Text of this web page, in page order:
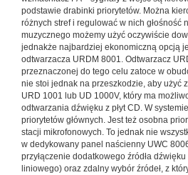
podstawie drabinki priorytetów. Można
różnych stref i regulować w nich głośność
muzycznego możemy użyć oczywiście
jednakże najbardziej ekonomiczną opcją
odtwarzacza URDM 8001. Odtwarzacz
przeznaczonej do tego celu zatoce w
nie stoi jednak na przeszkodzie, aby użyć
URD 1001 lub UD 1000V, który ma
odtwarzania dźwięku z płyt CD. W
priorytetów głównych. Jest też osobna
stacji mikrofonowych. To jednak nie
w dedykowany panel naścienny UWC
przyłączenie dodatkowego źródła
liniowego) oraz zdalny wybór źródeł, z